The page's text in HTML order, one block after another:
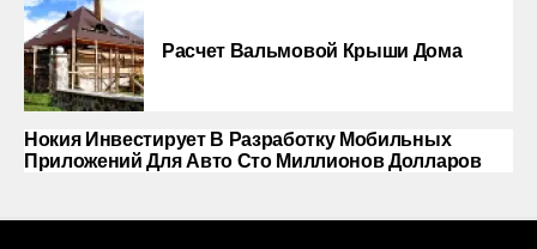
Расчет Вальмовой Крыши Дома
Нокия Инвестирует В Разработку Мобильных
Приложений Для Авто Сто Миллионов Долларов